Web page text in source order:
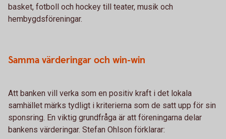
basket, fotboll och hockey till teater, musik och
hembygdsföreningar.
Samma värderingar och win-win
Att banken vill verka som en positiv kraft i det lokala
samhället märks tydligt i kriterierna som de satt upp för sin
sponsring. En viktig grundfråga är att föreningarna delar
bankens värderingar. Stefan Ohlson förklarar: